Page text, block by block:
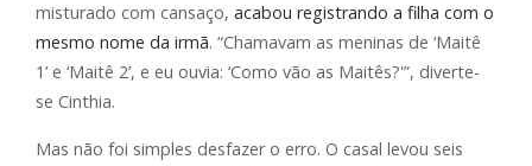
misturado com cansaço, acabou registrando a filha com o
mesmo nome da irmã. “Chamavam as meninas de ‘Maitê
1’ e ‘Maitê 2’, e eu ouvia: ‘Como vão as Maitês?'”, diverte-
se Cinthia.
Mas não foi simples desfazer o erro. O casal levou seis